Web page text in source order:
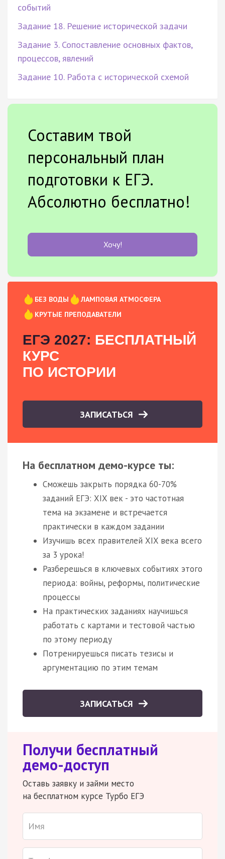
событий
Задание 18. Решение исторической задачи
Задание 3. Сопоставление основных фактов,
процессов, явлений
Задание 10. Работа с исторической схемой
Составим твой
персональный план
подготовки к ЕГЭ.
Абсолютно бесплатно!
Хочу!
БЕЗ ВОДЫ
ЛАМПОВАЯ АТМОСФЕРА
КРУТЫЕ ПРЕПОДАВАТЕЛИ
ЕГЭ 2027: БЕСПЛАТНЫЙ
КУРС
ПО ИСТОРИИ
ЗАПИСАТЬСЯ
На бесплатном демо-курсе ты:
Сможешь закрыть порядка 60-70%
заданий ЕГЭ: XIX век - это частотная
тема на экзамене и встречается
практически в каждом задании
Изучишь всех правителей XIX века всего
за 3 урока!
Разберешься в ключевых событиях этого
периода: войны, реформы, политические
процессы
На практических заданиях научишься
работать с картами и тестовой частью
по этому периоду
Потренируешься писать тезисы и
аргументацию по этим темам
ЗАПИСАТЬСЯ
Получи бесплатный
демо-доступ
Оставь заявку и займи место
на бесплатном курсе Турбо ЕГЭ